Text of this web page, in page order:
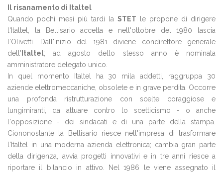
Il risanamento di Italtel
Quando pochi mesi più tardi la STET le propone di dirigere
l'Italtel, la Bellisario accetta e nell'ottobre del 1980 lascia
l'Olivetti. Dall'inizio del 1981 diviene condirettore generale
dell' Italtel; ad agosto dello stesso anno è nominata
amministratore delegato unico.
In quel momento Italtel ha 30 mila addetti, raggruppa 30
aziende elettromeccaniche, obsolete e in grave perdita. Occorre
una profonda ristrutturazione con scelte coraggiose e
lungimiranti, da attuare contro lo scetticismo - o anche
l'opposizione - dei sindacati e di una parte della stampa.
Ciononostante la Bellisario riesce nell'impresa di trasformare
l'Italtel in una moderna azienda elettronica; cambia gran parte
della dirigenza, avvia progetti innovativi e in tre anni riesce a
riportare il bilancio in attivo. Nel 1986 le viene assegnato il